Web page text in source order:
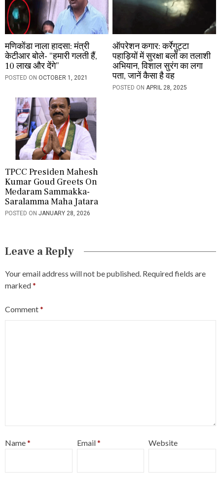
मणिकोंडा नाला हादसा: मंत्री
केटीआर बोले- “हमारी गलती हैं,
10 लाख और देंगे”
POSTED ON OCTOBER 1, 2021
ऑपरेशन कगार: कर्रेगुट्टा
पहाड़ियों में सुरक्षा बलों का तलाशी
अभियान, विशाल सुरंग का लगा
पता, जानें कैसा है वह
POSTED ONAPRIL 28, 2025
TPCC Presiden Mahesh
Kumar Goud Greets On
Medaram Sammakka-
Saralamma Maha Jatara
POSTED ON JANUARY 28, 2026
Leave a Reply
Your email address will not be published. Required fields are
marked*
Comment*
Name* Email* Website